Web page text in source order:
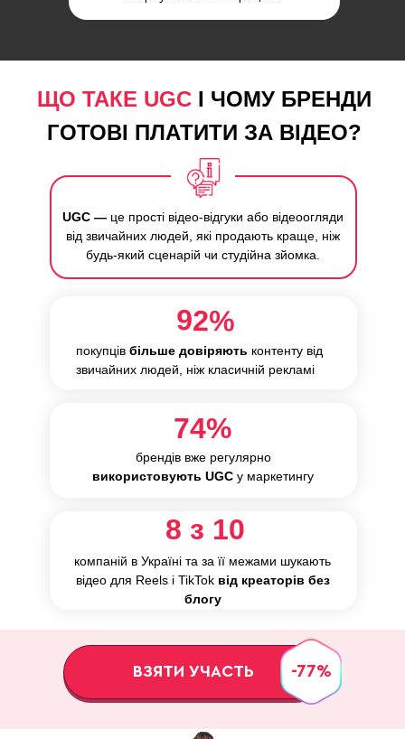
ЩО ТАКЕ UGC І ЧОМУ БРЕНДИ
ГОТОВІ ПЛАТИТИ ЗА ВІДЕО?
компаній в Україні та за її межами шукають
відео для Reels і TikTok від креаторів без
блогу
8 з 10
брендів вже регулярно
використовують UGC у маркетингу
покупців більше довіряють контенту від
звичайних людей, ніж класичній рекламі
92%
74%
UGC — це прості відео-відгуки або відеоогляди
від звичайних людей, які продають краще, ніж
будь-який сценарій чи студійна зйомка.
ВЗЯТИ УЧАСТЬ -77%